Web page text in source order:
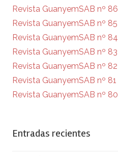
Revista GuanyemSAB nº 86
Revista GuanyemSAB nº 85
Revista GuanyemSAB nº 84
Revista GuanyemSAB nº 83
Revista GuanyemSAB nº 82
Revista GuanyemSAB nº 81
Revista GuanyemSAB nº 80
Entradas recientes